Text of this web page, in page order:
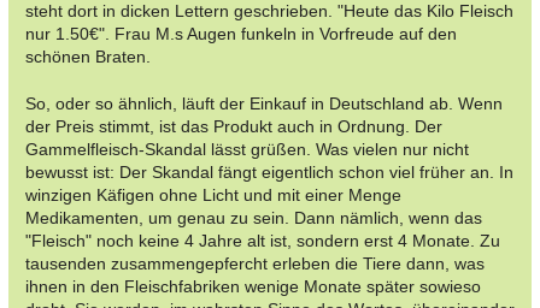
steht dort in dicken Lettern geschrieben. "Heute das Kilo Fleisch
nur 1.50€". Frau M.s Augen funkeln in Vorfreude auf den
schönen Braten.
So, oder so ähnlich, läuft der Einkauf in Deutschland ab. Wenn
der Preis stimmt, ist das Produkt auch in Ordnung. Der
Gammelfleisch-Skandal lässt grüßen. Was vielen nur nicht
bewusst ist: Der Skandal fängt eigentlich schon viel früher an. In
winzigen Käfigen ohne Licht und mit einer Menge
Medikamenten, um genau zu sein. Dann nämlich, wenn das
"Fleisch" noch keine 4 Jahre alt ist, sondern erst 4 Monate. Zu
tausenden zusammengepfercht erleben die Tiere dann, was
ihnen in den Fleischfabriken wenige Monate später sowieso